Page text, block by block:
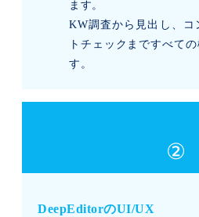
ます。
KW調査から見出し、コ
トチェックまですべて
す。
②
DeepEditorのUI/UX